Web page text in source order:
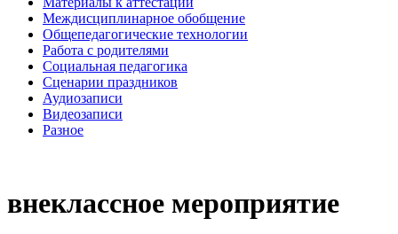
Междисциплинарное обобщение
Общепедагогические технологии
Работа с родителями
Социальная педагогика
Сценарии праздников
Аудиозаписи
Видеозаписи
Разное
внеклассное мероприятие